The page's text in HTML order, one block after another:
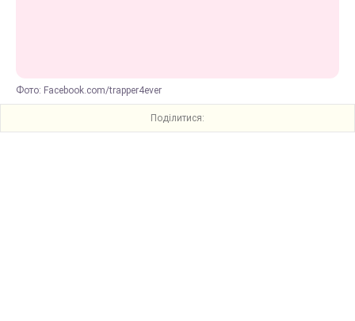
Фото: Facebook.com/trapper4ever
Поділитися: